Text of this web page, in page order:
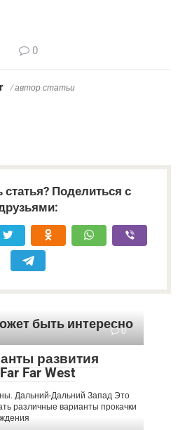
0
/ автор статьи
Поделиться с
быть интересно
0
развития
Far West
Дальний-Дальний Запад Это
различные варианты прокачки